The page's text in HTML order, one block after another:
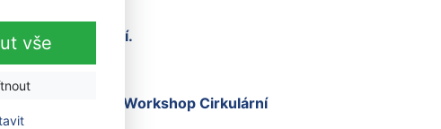
všeměst a obcí.
bude také Workshop Cirkulární